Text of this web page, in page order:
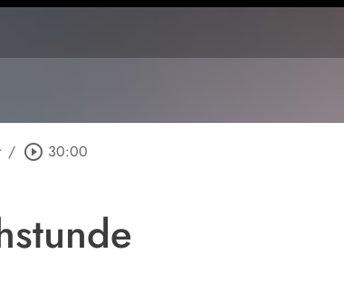
/ play_circle_outline 30:00